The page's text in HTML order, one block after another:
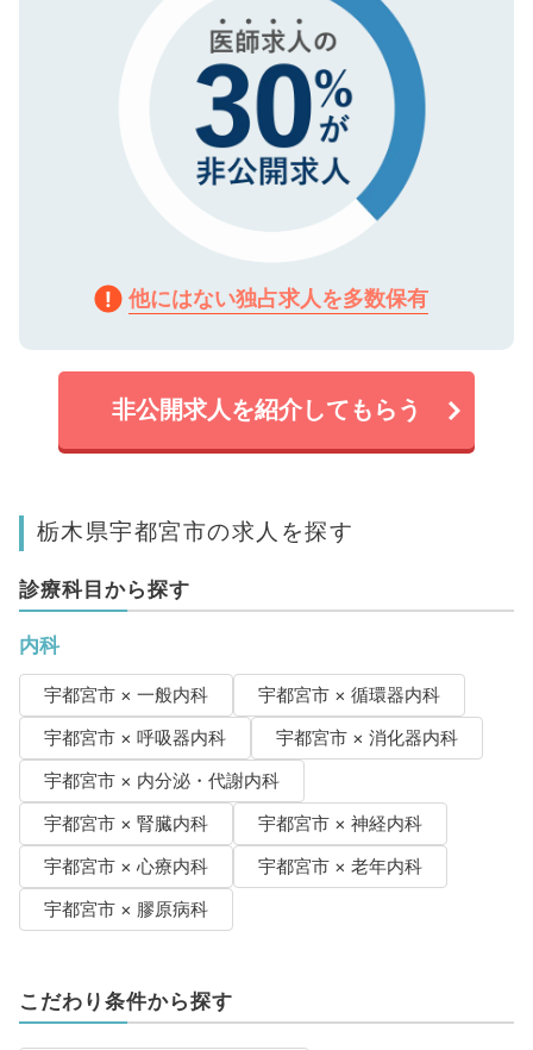
他にはない独占求人を多数保有
非公開求人を紹介してもらう
栃木県宇都宮市の求人を探す
診療科目から探す
内科
宇都宮市 × 一般内科
宇都宮市 × 循環器内科
宇都宮市 × 呼吸器内科
宇都宮市 × 消化器内科
宇都宮市 × 内分泌・代謝内科
宇都宮市 × 腎臓内科
宇都宮市 × 神経内科
宇都宮市 × 心療内科
宇都宮市 × 老年内科
宇都宮市 × 膠原病科
こだわり条件から探す